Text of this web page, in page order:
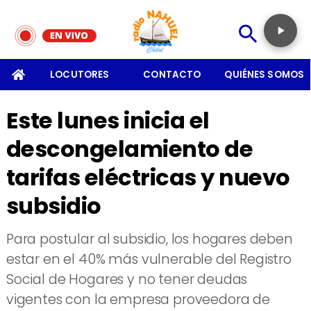
LOCUTORES CONTACTO QUIÉNES SOMOS
Este lunes inicia el
descongelamiento de
tarifas eléctricas y nuevo
subsidio
Para postular al subsidio, los hogares deben
estar en el 40% más vulnerable del Registro
Social de Hogares y no tener deudas
vigentes con la empresa proveedora de